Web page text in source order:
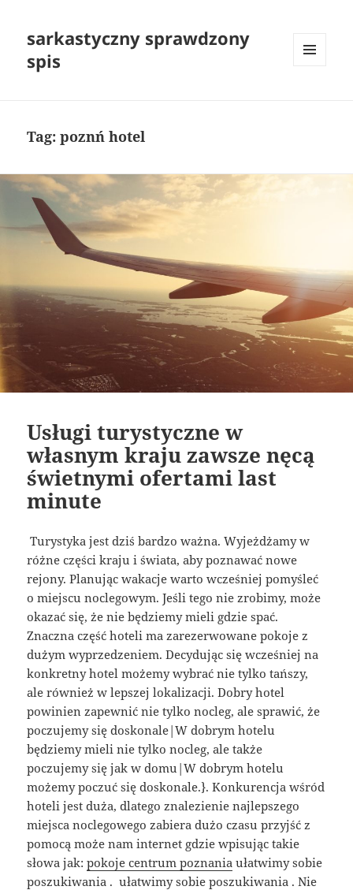
sarkastyczny sprawdzony
spis
Tag:poznń hotel
Usługi turystyczne w
własnym kraju zawsze nęcą
świetnymi ofertami last
minute
Turystyka jest dziś bardzo ważna. Wyjeżdżamy w
różne części kraju i świata, aby poznawać nowe
rejony. Planując wakacje warto wcześniej pomyśleć
o miejscu noclegowym. Jeśli tego nie zrobimy, może
okazać się, że nie będziemy mieli gdzie spać.
Znaczna część hoteli ma zarezerwowane pokoje z
dużym wyprzedzeniem. Decydując się wcześniej na
konkretny hotel możemy wybrać nie tylko tańszy,
ale również w lepszej lokalizacji. Dobry hotel
powinien zapewnić nie tylko nocleg, ale sprawić, że
poczujemy się doskonale|W dobrym hotelu
będziemy mieli nie tylko nocleg, ale także
poczujemy się jak w domu|W dobrym hotelu
możemy poczuć się doskonale.}. Konkurencja wśród
hoteli jest duża, dlatego znalezienie najlepszego
miejsca noclegowego zabiera dużo czasu przyjść z
pomocą może nam internet gdzie wpisując takie
słowa jak:pokoje centrum poznania ułatwimy sobie
poszukiwania . ułatwimy sobie poszukiwania . Nie